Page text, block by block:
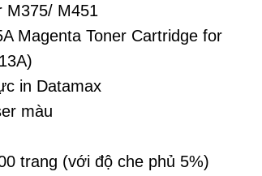
M375/ M451
Magenta Toner Cartridge for
in Datamax
màu
trang (với độ che phủ 5%)